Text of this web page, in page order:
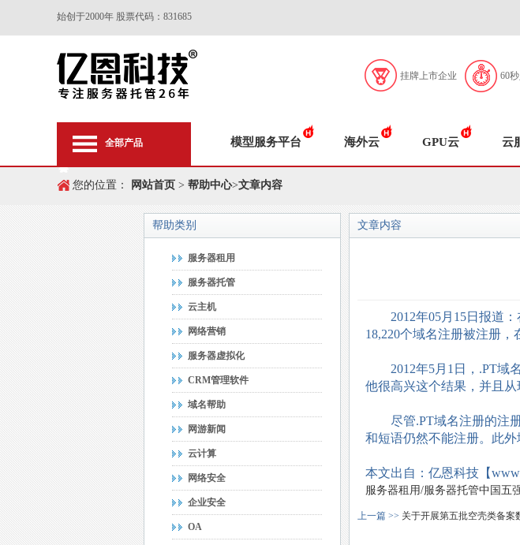
始创于2000年 股票代码：831685
挂牌上市企业 60
全部产品 模型服务平台 海外云 GPU云 云
您的位置： 网站首页 > 帮助中心>文章内容
帮助类别
服务器租用
服务器托管
云主机
网络营销
服务器虚拟化
CRM管理软件
域名帮助
网游新闻
云计算
网络安全
企业安全
OA
文章内容
2012年05月15日报道：
18,220个域名注册被注册，
2012年5月1日，.PT域名
他很高兴这个结果，并且从
尽管.PT域名注册的注册
和短语仍然不能注册。此
本文出自：亿恩科技【
服务器租用/服务器托管中国五
上一篇 >> 关于开展第五批空壳类备案